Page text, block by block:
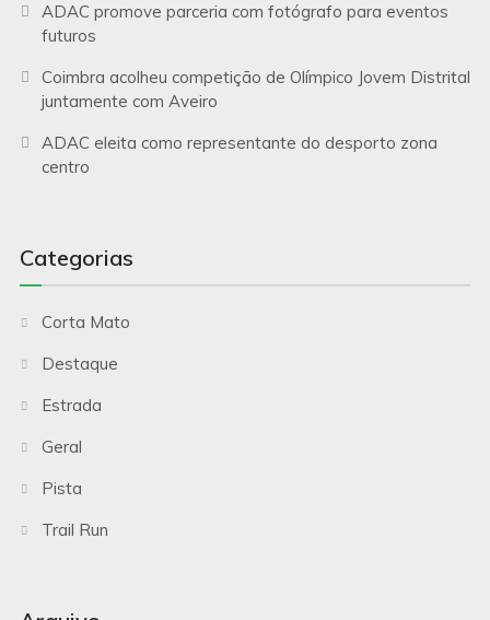
ADAC promove parceria com fotógrafo para eventos
futuros
Coimbra acolheu competição de Olímpico Jovem Distrital
juntamente com Aveiro
ADAC eleita como representante do desporto zona
centro
Categorias
Corta Mato
Destaque
Estrada
Geral
Pista
Trail Run